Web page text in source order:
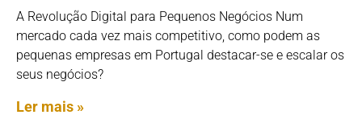
A Revolução Digital para Pequenos Negócios Num
mercado cada vez mais competitivo, como podem as
pequenas empresas em Portugal destacar-se e escalar os
seus negócios?
Ler mais »